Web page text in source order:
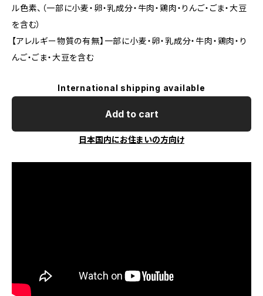
ル色素、（一部に小麦・卵・乳成分・牛肉・鶏肉・りんご・ごま・大豆
を含む）
【アレルギー物質の有無】一部に小麦・卵・乳成分・牛肉・鶏肉・り
んご・ごま・大豆を含む
International shipping available
Add to cart
日本国内にお住まいの方向け